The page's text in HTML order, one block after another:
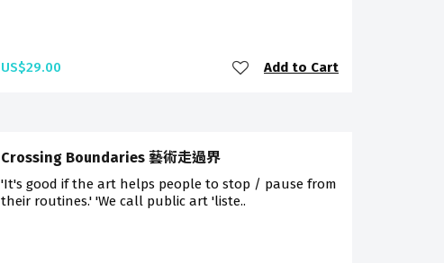
US$29.00 Add to Cart
Crossing Boundaries 藝術走過界
'It's good if the art helps people to stop / pause from
their routines.' 'We call public art 'liste..